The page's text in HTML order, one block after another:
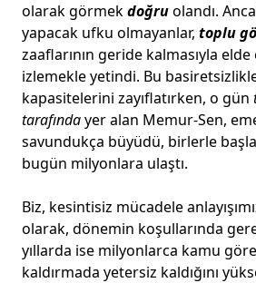
olarak görmekdoğruolandı.
yapacak ufku olmayanlar, toplu
zaaflarının geride kalmasıyla elde
izlemekle yetindi. Bu
kapasitelerini zayıflatırken, o gün
tarafındayer alan Memur-Sen,
savundukça büyüdü, birlerle
bugün milyonlara ulaştı.
Biz, kesintisiz mücadele
olarak, dönemin koşullarında
yıllarda ise milyonlarca kamu
kaldırmada yetersiz kaldığını